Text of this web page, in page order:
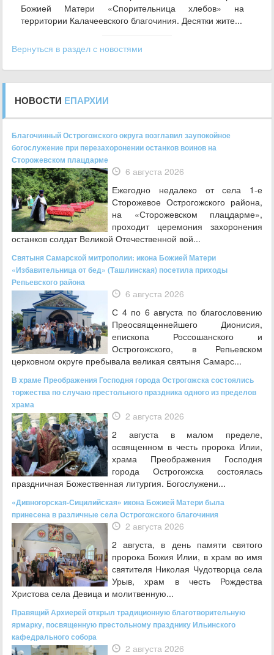
Божией Матери «Спорительница хлебов» на
территории Калачеевского благочиния. Десятки жите...
Вернуться в раздел с новостями
НОВОСТИ ЕПАРХИИ
Благочинный Острогожского округа возглавил заупокойное
богослужение при перезахоронении останков воинов на
Сторожевском плацдарме
6 августа 2026
Ежегодно недалеко от села 1-е
Сторожевое Острогожского района,
на «Сторожевском плацдарме»,
проходит церемония захоронения
останков солдат Великой Отечественной вой...
Святыня Самарской митрополии: икона Божией Матери
«Избавительница от бед» (Ташлинская) посетила приходы
Репьевского района
6 августа 2026
С 4 по 6 августа по благословению
Преосвященнейшего Дионисия,
епископа Россошанского и
Острогожского, в Репьевском
церковном округе пребывала великая святыня Самарс...
В храме Преображения Господня города Острогожска состоялись
торжества по случаю престольного праздника одного из пределов
храма
2 августа 2026
2 августа в малом пределе,
освященном в честь пророка Илии,
храма Преображения Господня
города Острогожска состоялась
праздничная Божественная литургия. Богослужени...
«Дивногорская-Сицилийская» икона Божией Матери была
принесена в различные села Острогожского благочиния
2 августа 2026
2 августа, в день памяти святого
пророка Божия Илии, в храм во имя
святителя Николая Чудотворца села
Урыв, храм в честь Рождества
Христова села Девица и молитвенную...
Правящий Архиерей открыл традиционную благотворительную
ярмарку, посвященную престольному празднику Ильинского
кафедрального собора
2 августа 2026